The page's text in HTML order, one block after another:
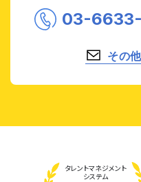
03-
その
タレントマネジメント
システム